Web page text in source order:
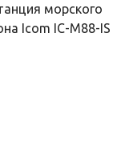
морского
Icom IC-M88-IS